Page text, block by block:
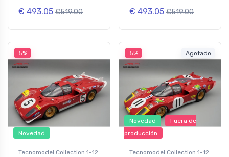
€ 493.05 €519.00 € 493.05 €519.00
5%
Novedad
Tecnomodel Collection 1-12
5% Agotado
Novedad
Fuera de
producción
Tecnomodel Collection 1-12